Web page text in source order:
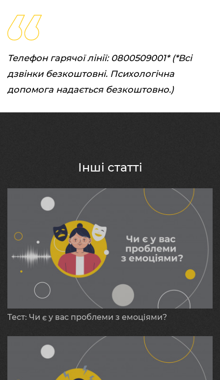
Телефон гарячої лінії: 0800509001*(*Всі
дзвінки безкоштовні. Психологічна
допомога надається безкоштовно.)
Інші статті
Тест: Чи є у вас проблеми з емоціями?